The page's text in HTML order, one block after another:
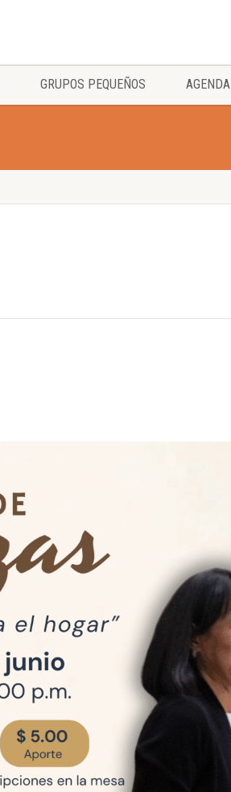
GRUPOS PEQUEÑOS AGENDA